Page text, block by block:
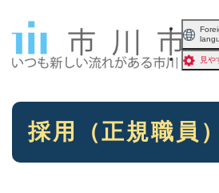
見や
本
採用（正規職員）